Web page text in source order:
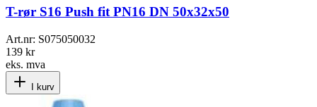
T-rør S16 Push fit PN16 DN 50x32x50
Art.nr: S075050032
139 kr
eks. mva
I kurv